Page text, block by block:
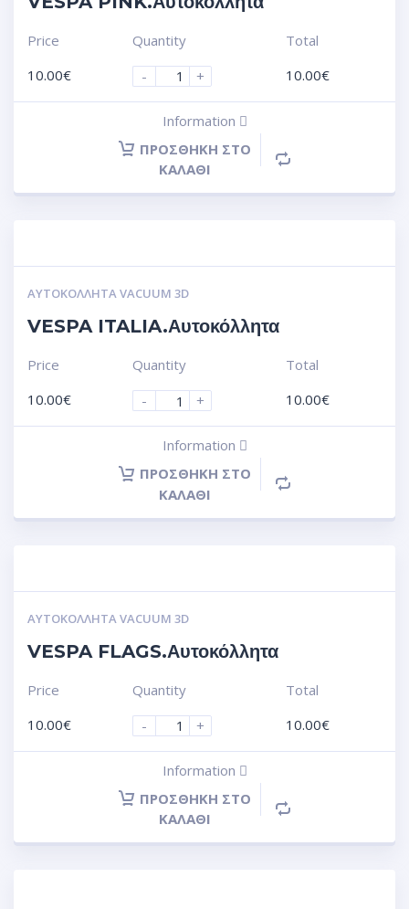
Price
10.00€
Quantity
-
+
Total
10.00€
Information
ΠΡΟΣΘΉΚΗ ΣΤΟ
ΚΑΛΆΘΙ
ΑΥΤΟΚΌΛΛΗΤΑ VACUUM 3D
VESPA ITALIA.Αυτοκόλλητα
Price
10.00€
Quantity
-
+
Total
10.00€
Information
ΠΡΟΣΘΉΚΗ ΣΤΟ
ΚΑΛΆΘΙ
ΑΥΤΟΚΌΛΛΗΤΑ VACUUM 3D
VESPA FLAGS.Αυτοκόλλητα
Price
10.00€
Quantity
-
+
Total
10.00€
Information
ΠΡΟΣΘΉΚΗ ΣΤΟ
ΚΑΛΆΘΙ